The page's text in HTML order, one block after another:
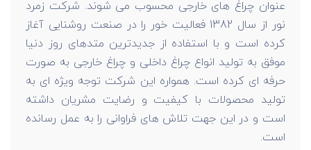
عنوان چراغ های خارجی محسوب می شوند. شرکت زمرد
نور از سال 1382 فعالیت خور را در صنعت روشنایی آغاز
کرده است و با استفاده از جدیدترین متدهای روز دنیا
موفق به تولید انواع چراغ داخلی و چراغ خارجی به صورت
حرفه ای کرده است. همواره این شرکت توجه ویژه ای به
تولید محصولات با کیفیت و رضایت مشریان داشته
است و در این جهت تلاش های فراوانی را به عمل رسانده
است.